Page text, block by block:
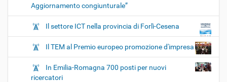
Aggiornamento congiunturale”
Il settore ICT nella provincia di Forlì-Cesena
Il TEM al Premio europeo promozione d'impresa
In Emilia-Romagna 700 posti per nuovi
ricercatori